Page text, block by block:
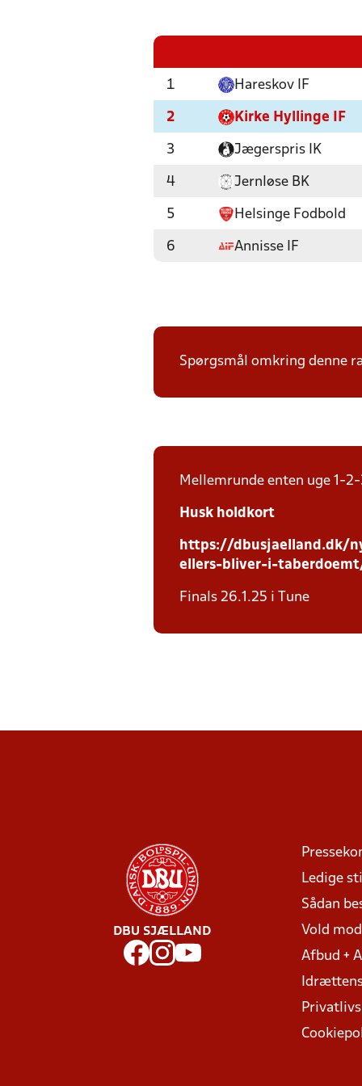
1 Hareskov IF
2 Kirke Hyllinge IF
3 Jægerspris IK
4 Jernløse BK
5 Helsinge Fodbold
6 Annisse IF
Spørgsmål omkring denne
Mellemrunde enten uge 1-2-
Husk holdkort
https://dbusjaelland.dk/
ellers-bliver-i-
Finals 26.1.25 i Tune
DBU SJÆLLAND
Ledige
Sådan
Vold
Afbud +